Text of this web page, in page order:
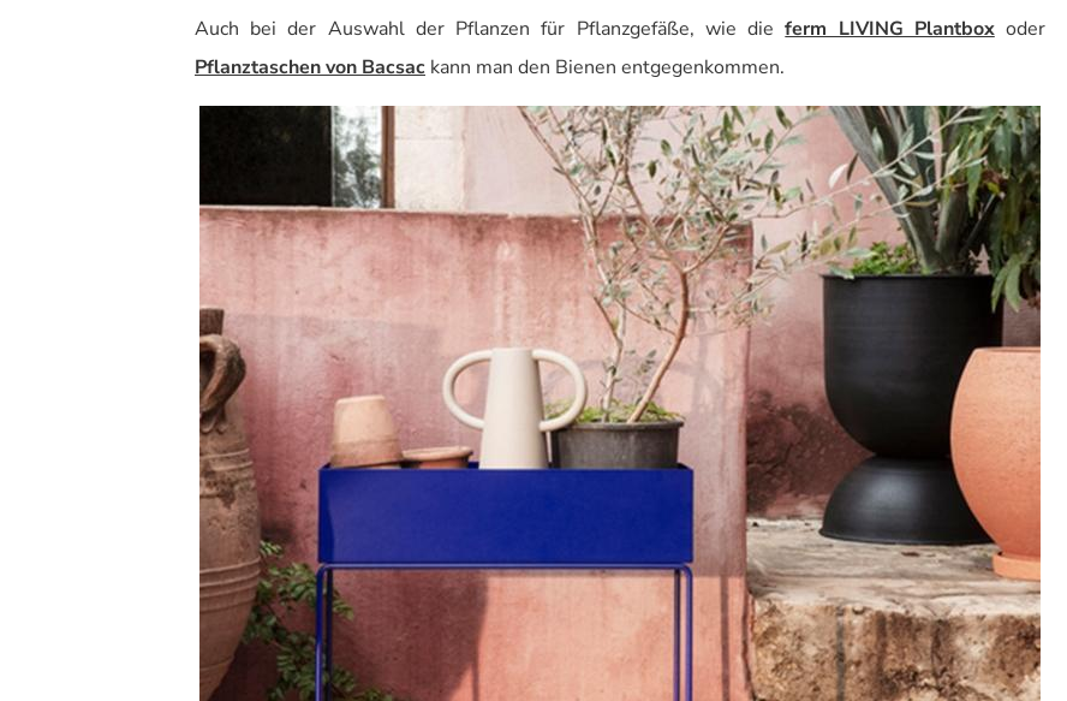
Auch bei der Auswahl der Pflanzen für Pflanzgefäße, wie dieferm LIVING Plantboxoder
Pflanztaschen von Bacsac kann man den Bienen entgegenkommen.